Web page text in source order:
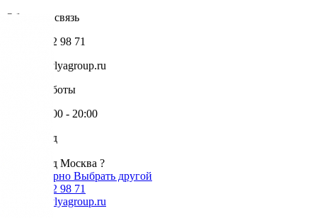
Обратная связь
+7 985 002 98 71
info@krovlyagroup.ru
Режим работы
Пн-Пт: 9:00 - 20:00
Ваш город
Ваш город Москва ?
Да, все верно Выбрать другой
+7 985 002 98 71
info@krovlyagroup.ru